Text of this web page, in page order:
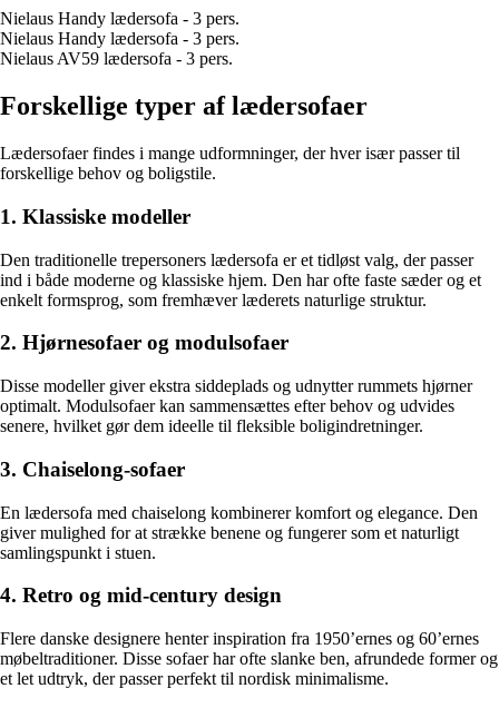
Nielaus Handy lædersofa - 3 pers.
Nielaus Handy lædersofa - 3 pers.
Nielaus AV59 lædersofa - 3 pers.
Forskellige typer af lædersofaer
Lædersofaer findes i mange udformninger, der hver især passer til
forskellige behov og boligstile.
1. Klassiske modeller
Den traditionelle trepersoners lædersofa er et tidløst valg, der passer
ind i både moderne og klassiske hjem. Den har ofte faste sæder og et
enkelt formsprog, som fremhæver læderets naturlige struktur.
2. Hjørnesofaer og modulsofaer
Disse modeller giver ekstra siddeplads og udnytter rummets hjørner
optimalt. Modulsofaer kan sammensættes efter behov og udvides
senere, hvilket gør dem ideelle til fleksible boligindretninger.
3. Chaiselong-sofaer
En lædersofa med chaiselong kombinerer komfort og elegance. Den
giver mulighed for at strække benene og fungerer som et naturligt
samlingspunkt i stuen.
4. Retro og mid-century design
Flere danske designere henter inspiration fra 1950’ernes og 60’ernes
møbeltraditioner. Disse sofaer har ofte slanke ben, afrundede former og
et let udtryk, der passer perfekt til nordisk minimalisme.